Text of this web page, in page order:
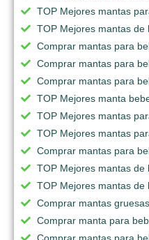
TOP Mejores mantas
TOP Mejores mantas de
Comprar mantas para
Comprar mantas para
Comprar mantas para
TOP Mejores manta
TOP Mejores mantas
TOP Mejores mantas
Comprar mantas para
TOP Mejores mantas de
TOP Mejores mantas de
Comprar mantas
Comprar manta para
Comprar mantas para